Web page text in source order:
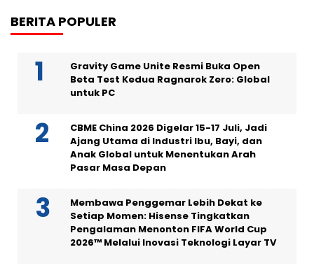
BERITA POPULER
Gravity Game Unite Resmi Buka Open
Beta Test Kedua Ragnarok Zero: Global
untuk PC
CBME China 2026 Digelar 15-17 Juli, Jadi
Ajang Utama di Industri Ibu, Bayi, dan
Anak Global untuk Menentukan Arah
Pasar Masa Depan
Membawa Penggemar Lebih Dekat ke
Setiap Momen: Hisense Tingkatkan
Pengalaman Menonton FIFA World Cup
2026™ Melalui Inovasi Teknologi Layar TV